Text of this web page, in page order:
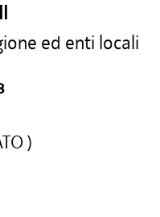
ed enti locali
)